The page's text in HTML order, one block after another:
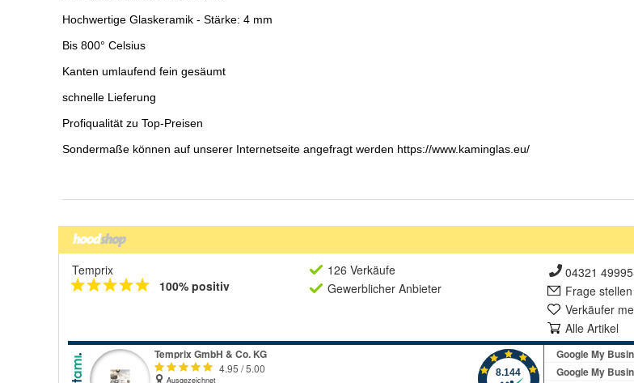
Temprix
100% positiv
126 Verkäufe
Gewerblicher Anbieter
04321
Frage stellen
Verkäufer
Alle Artikel